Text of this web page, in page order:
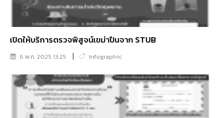
เปิดให้บริการตรวจพิสูจน์เขม่าปืนจาก STUB
6 พ.ค. 2025 13:25 Infographic